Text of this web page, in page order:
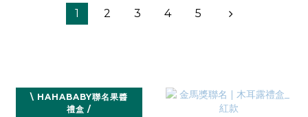
1 2 3 4 5
\ HAHABABY聯名果醬
禮盒 /